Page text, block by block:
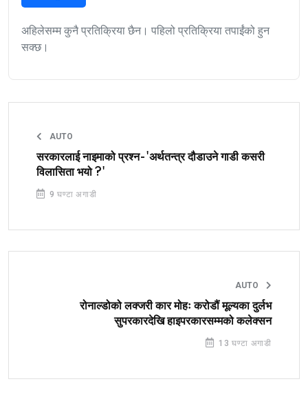
अहिलेसम्म कुनै प्रतिक्रिया छैन। पहिलो प्रतिक्रिया तपाईंको हुन
सक्छ।
AUTO
सरकारलाई नाइमाको प्रश्न-'अर्थतन्त्र दौडाउने गाडी कसरी
विलासिता भयो ?'
9 घण्टा अगाडी
AUTO
रोनाल्डोको लक्जरी कार मोहः करोडौं मूल्यका दुर्लभ
सुपरकारदेखि हाइपरकारसम्मको कलेक्सन
13 घण्टा अगाडी